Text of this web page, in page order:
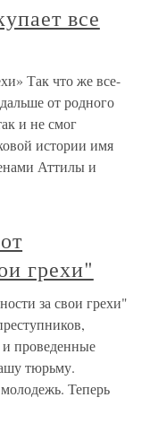
все
Так что же все-
от родного
и не смог
истории имя
Аттилы и
грехи"
за свои грехи"
и проведенные
тюрьму.
Теперь